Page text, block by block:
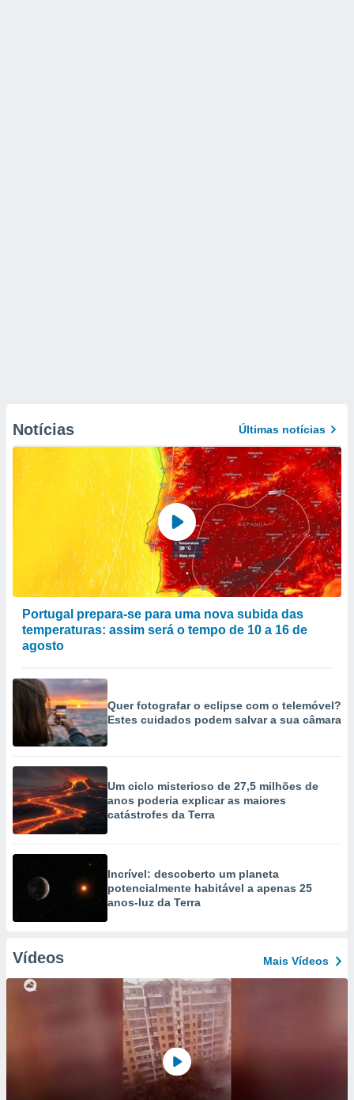
Notícias Últimas notícias
Portugal prepara-se para uma nova subida das
temperaturas: assim será o tempo de 10 a 16 de
agosto
Quer fotografar o eclipse com o telemóvel?
Estes cuidados podem salvar a sua câmara
Um ciclo misterioso de 27,5 milhões de
anos poderia explicar as maiores
catástrofes da Terra
Incrível: descoberto um planeta
potencialmente habitável a apenas 25
anos-luz da Terra
Vídeos Mais Vídeos